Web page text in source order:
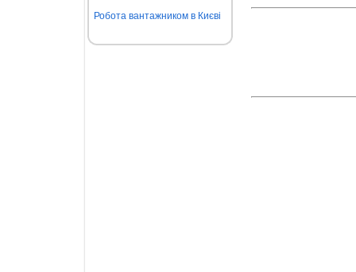
Робота вантажником в Києві